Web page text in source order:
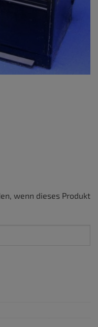
wenn dieses Produkt